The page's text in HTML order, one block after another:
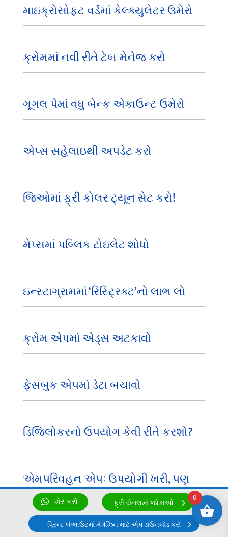
માઇક્રોસોફ્ટ વર્ડમાં કેલ્ક્યુલેટર ઉમેરો
ક્રોમમાં નવી રીતે ટેબ મેનેજ કરો
ગૂગલ પેમાં વધુ બેન્ક એકાઉન્ટ ઉમેરો
એપ્સ સહેલાઇથી અપડેટ કરો
જિઓમાં ફ્રી કોલર ટ્યૂન સેટ કરો!
મેપ્સમાં પબ્લિક ટોઇલેટ શોધો
ઇન્સ્ટાગ્રામમાં ‘રિસ્ટ્રિક્ટ’નો લાભ લો
ક્રોમ એપમાં એડ્સ અટકાવો
ફેસબુક એપમાં ડેટા બચાવો
ડિજિલોકરનો ઉપયોગ કેવી રીતે કરશો?
એમપરિવહન એપઃ ઉપયોગી ખરી, પણ
ભવિષ્યમાં!
શેર કરો ફ્રી ચેનલમાં જોડાઓ
પ્રિન્ટ લેઆઉટમાં મેગેઝિન માટે એપ ડાઉનલોડ કરો
0